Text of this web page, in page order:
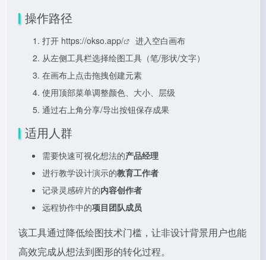
操作路径
打开 https://okso.app/
进入空白画布
从左侧工具栏选择绘图工具（笔/形状/文字）
在画布上点击拖拽创建元素
使用顶部菜单调整颜色、大小、层级
通过右上角分享/导出按钮保存成果
适用人群
需要快速可视化想法的产品经理
进行教学设计演示的教育工作者
记录灵感碎片的内容创作者
远程协作中的项目团队成员
该工具通过降低绘图技术门槛，让非设计背景用户也能
高效完成从想法到图形的转化过程。